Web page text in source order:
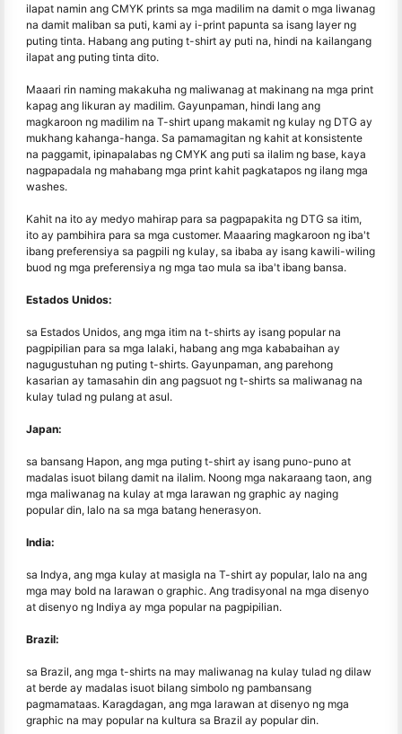
ilapat namin ang CMYK prints sa mga madilim na damit o mga liwanag
na damit maliban sa puti, kami ay i-print papunta sa isang layer ng
puting tinta. Habang ang puting t-shirt ay puti na, hindi na kailangang
ilapat ang puting tinta dito.
Maaari rin naming makakuha ng maliwanag at makinang na mga print
kapag ang likuran ay madilim. Gayunpaman, hindi lang ang
magkaroon ng madilim na T-shirt upang makamit ng kulay ng DTG ay
mukhang kahanga-hanga. Sa pamamagitan ng kahit at konsistente
na paggamit, ipinapalabas ng CMYK ang puti sa ilalim ng base, kaya
nagpapadala ng mahabang mga print kahit pagkatapos ng ilang mga
washes.
Kahit na ito ay medyo mahirap para sa pagpapakita ng DTG sa itim,
ito ay pambihira para sa mga customer. Maaaring magkaroon ng iba't
ibang preferensiya sa pagpili ng kulay, sa ibaba ay isang kawili-wiling
buod ng mga preferensiya ng mga tao mula sa iba't ibang bansa.
Estados Unidos:
sa Estados Unidos, ang mga itim na t-shirts ay isang popular na
pagpipilian para sa mga lalaki, habang ang mga kababaihan ay
nagugustuhan ng puting t-shirts. Gayunpaman, ang parehong
kasarian ay tamasahin din ang pagsuot ng t-shirts sa maliwanag na
kulay tulad ng pulang at asul.
Japan:
sa bansang Hapon, ang mga puting t-shirt ay isang puno-puno at
madalas isuot bilang damit na ilalim. Noong mga nakaraang taon, ang
mga maliwanag na kulay at mga larawan ng graphic ay naging
popular din, lalo na sa mga batang henerasyon.
India:
sa Indya, ang mga kulay at masigla na T-shirt ay popular, lalo na ang
mga may bold na larawan o graphic. Ang tradisyonal na mga disenyo
at disenyo ng Indiya ay mga popular na pagpipilian.
Brazil:
sa Brazil, ang mga t-shirts na may maliwanag na kulay tulad ng dilaw
at berde ay madalas isuot bilang simbolo ng pambansang
pagmamataas. Karagdagan, ang mga larawan at disenyo ng mga
graphic na may popular na kultura sa Brazil ay popular din.